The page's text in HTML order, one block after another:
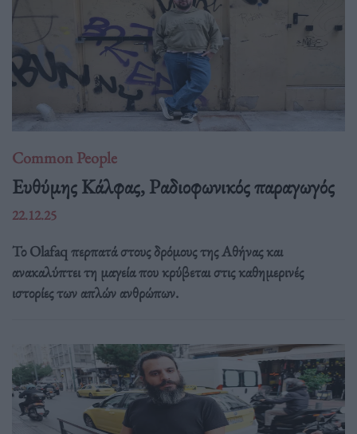
Common People
Ευθύμης Κάλφας, Ραδιοφωνικός παραγωγός
22.12.25
Το Olafaq περπατά στους δρόμους της Αθήνας και
ανακαλύπτει τη μαγεία που κρύβεται στις καθημερινές
ιστορίες των απλών ανθρώπων.